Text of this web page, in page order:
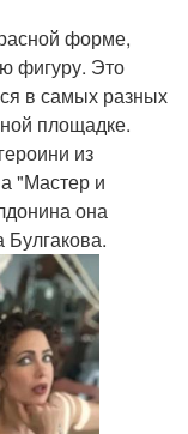
форме,
фигуру. Это
в самых разных
площадке.
из
"Мастер и
она
Булгакова.